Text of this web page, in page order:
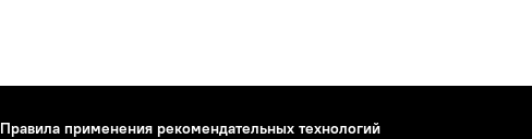
Правила применения рекомендательных технологий